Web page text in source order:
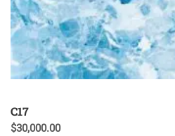
C17
$30,000.00